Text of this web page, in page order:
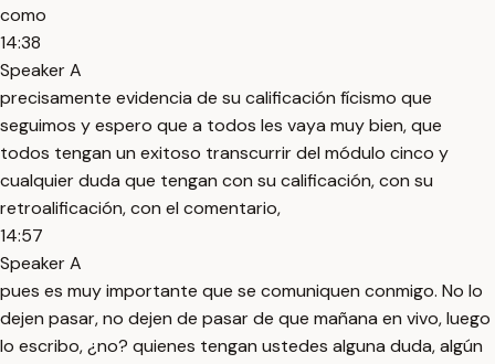
como
14:38
Speaker A
precisamente evidencia de su calificación fícismo que
seguimos y espero que a todos les vaya muy bien, que
todos tengan un exitoso transcurrir del módulo cinco y
cualquier duda que tengan con su calificación, con su
retroalificación, con el comentario,
14:57
Speaker A
pues es muy importante que se comuniquen conmigo. No lo
dejen pasar, no dejen de pasar de que mañana en vivo, luego
lo escribo, ¿no? quienes tengan ustedes alguna duda, algún